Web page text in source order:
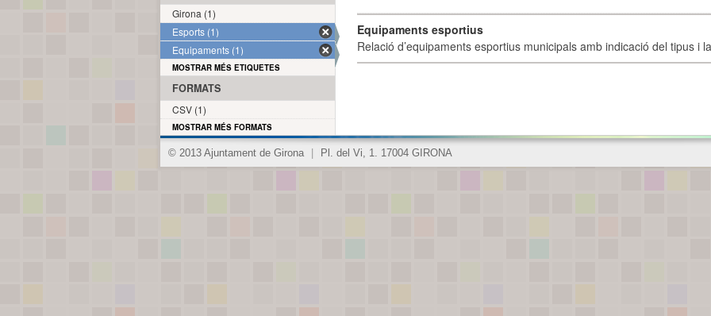
Equipaments esportius
Relació d’equipaments esportius municipals amb indicació del tipus i
Girona (1)
Esports (1)
Equipaments (1)
MOSTRAR MÉS ETIQUETES
FORMATS
CSV (1)
MOSTRAR MÉS FORMATS
© 2013 Ajuntament de Girona Pl. del Vi, 1. 17004 GIRONA